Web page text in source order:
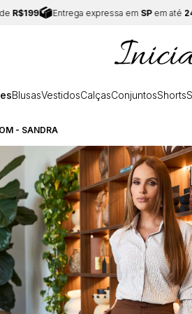
Entrega expressa emSP em até24h
BlusasVestidosCalçasConjuntosShorts
- SANDRA